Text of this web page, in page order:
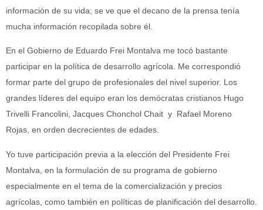
información de su vida; se ve que el decano de la prensa tenía
mucha información recopilada sobre él.
En el Gobierno de Eduardo Frei Montalva me tocó bastante
participar en la política de desarrollo agrícola. Me correspondió
formar parte del grupo de profesionales del nivel superior. Los
grandes líderes del equipo eran los demócratas cristianos Hugo
Trivelli Francolini, Jacques Chonchol Chait y Rafael Moreno
Rojas, en orden decrecientes de edades.
Yo tuve participación previa a la elección del Presidente Frei
Montalva, en la formulación de su programa de gobierno
especialmente en el tema de la comercialización y precios
agrícolas, como también en políticas de planificación del desarrollo.